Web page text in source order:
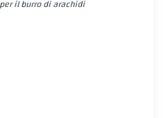
il burro di arachidi